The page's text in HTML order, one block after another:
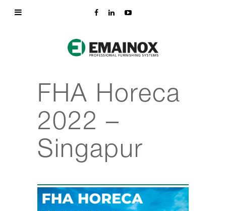
FHA Horeca
2022 –
Singapur